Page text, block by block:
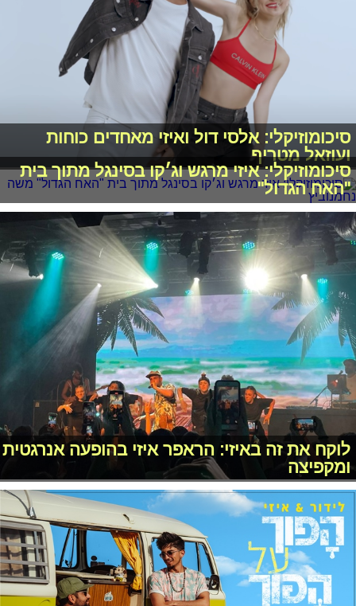
סיכומוזיקלי: אלסי דול ואיזי מאחדים כוחות
ועוזאל מטריף
סיכומוזיקלי: איזי מרגש וג׳קו בסינגל מתוך בית
"האח הגדול"
לוקח את זה באיזי: הראפר איזי בהופעה אנרגטית
ומקפיצה